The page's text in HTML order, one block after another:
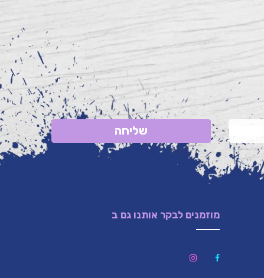
שליחה
מוזמנים לבקר אותנו גם ב